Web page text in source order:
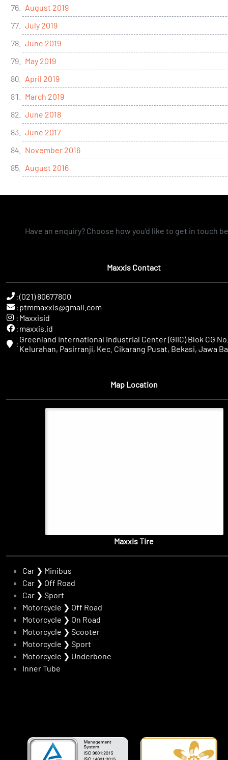
August 2019
July 2019
June 2019
May 2019
April 2019
March 2019
June 2018
June 2017
November 2016
August 2016
Have an enquiry? Choose how you'd like to get in touch
Maxxis Contact
:(021) 80677800
: ptmmaxxis@gmail.com
: Maxxisid
: maxxis.id
: Greenland International Industrial Center (GIIC) Blok CG
Kelurahan, Pasirranji, Kec. Cikarang Pusat, Bekasi, Jawa
Map Location
Maxxis Tire
Car ❯ Minibus
Car ❯ Off Road
Car ❯ Sport
Motorcycle ❯ Off Road
Motorcycle ❯ On Road
Motorcycle ❯ Scooter
Motorcycle ❯ Sport
Motorcycle ❯ Underbone
Inner Tube